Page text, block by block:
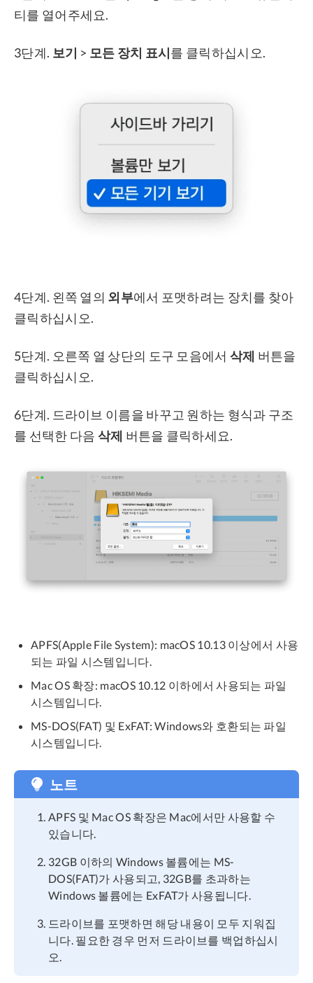
티를 열어주세요.
3단계. 보기 > 모든 장치 표시를 클릭하십시오.
4단계. 왼쪽 열의 외부에서 포맷하려는 장치를 찾아
클릭하십시오.
5단계. 오른쪽 열 상단의 도구 모음에서 삭제 버튼을
클릭하십시오.
6단계. 드라이브 이름을 바꾸고 원하는 형식과 구조
를 선택한 다음 삭제 버튼을 클릭하세요.
APFS(Apple File System): macOS 10.13 이상에서 사용
되는 파일 시스템입니다.
Mac OS 확장: macOS 10.12 이하에서 사용되는 파일
시스템입니다.
MS-DOS(FAT) 및 ExFAT: Windows와 호환되는 파일
시스템입니다.
노트
APFS 및 Mac OS 확장은 Mac에서만 사용할 수
있습니다.
32GB 이하의 Windows 볼륨에는 MS-
DOS(FAT)가 사용되고, 32GB를 초과하는
Windows 볼륨에는 ExFAT가 사용됩니다.
드라이브를 포맷하면 해당 내용이 모두 지워집
니다. 필요한 경우 먼저 드라이브를 백업하십시
오.